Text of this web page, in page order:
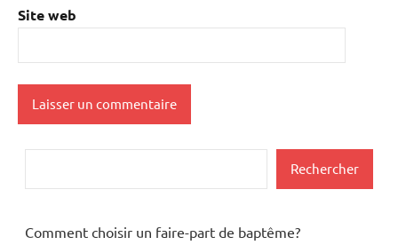
Site web
Rechercher
Comment choisir un faire-part de baptême?